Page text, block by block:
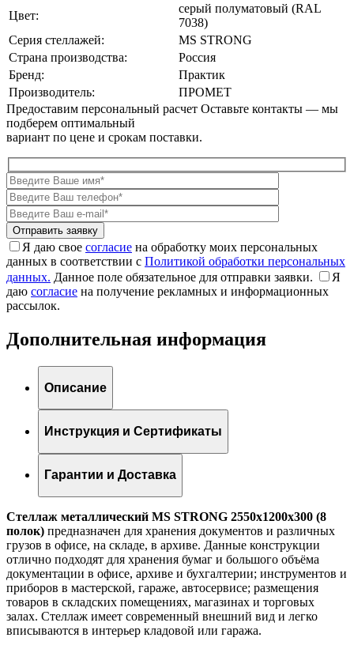
Цвет:
cерый полуматовый (RAL
7038)
Серия стеллажей:
MS STRONG
Страна производства:
Россия
Бренд:
Практик
Производитель:
ПРОМЕТ
Предоставим персональный расчет Оставьте контакты — мы
подберем оптимальный
вариант по цене и срокам поставки.
Я даю свое согласие на обработку моих персональных
данных в соответствии с Политикой обработки персональных
данных. Данное поле обязательное для отправки заявки.
Я
даю согласие на получение рекламных и информационных
рассылок.
Дополнительная информация
Описание
Инструкция и Сертификаты
Гарантии и Доставка
Стеллаж металлический MS STRONG 2550x1200x300 (8
полок) предназначен для хранения документов и различных
грузов в офисе, на складе, в архиве. Данные конструкции
отлично подходят для хранения бумаг и большого объёма
документации в офисе, архиве и бухгалтерии; инструментов и
приборов в мастерской, гараже, автосервисе; размещения
товаров в складских помещениях, магазинах и торговых
залах. Стеллаж имеет современный внешний вид и легко
вписываются в интерьер кладовой или гаража.